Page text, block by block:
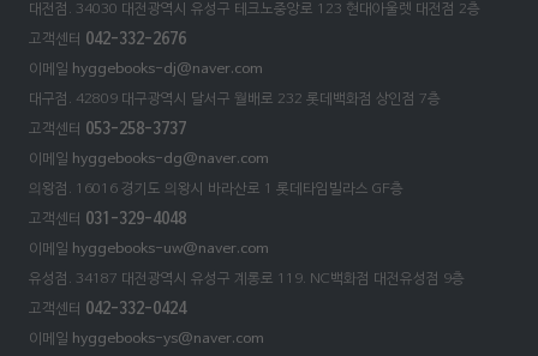
대전점. 34030 대전광역시 유성구 테크노중앙로 123 현대아울렛 대전점 2층
고객센터 042-332-2676
이메일 hyggebooks-dj@naver.com
대구점. 42809 대구광역시 달서구 월배로 232 롯데백화점 상인점 7층
고객센터 053-258-3737
이메일 hyggebooks-dg@naver.com
의왕점. 16016 경기도 의왕시 바라산로 1 롯데타임빌라스 GF층
고객센터 031-329-4048
이메일 hyggebooks-uw@naver.com
유성점. 34187 대전광역시 유성구 계롱로 119. NC백화점 대전유성점 9층
고객센터 042-332-0424
이메일 hyggebooks-ys@naver.com